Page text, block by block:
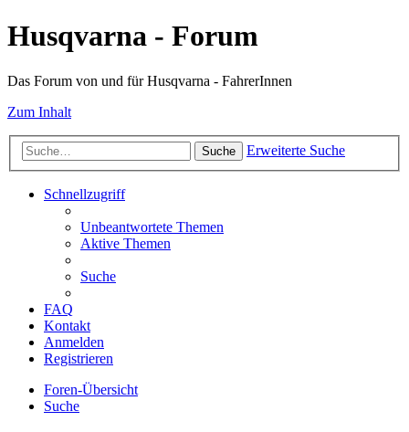
Husqvarna - Forum
Das Forum von und für Husqvarna - FahrerInnen
Zum Inhalt
Suche Erweiterte Suche
Schnellzugriff
Unbeantwortete Themen
Aktive Themen
Suche
FAQ
Kontakt
Anmelden
Registrieren
Foren-Übersicht
Suche